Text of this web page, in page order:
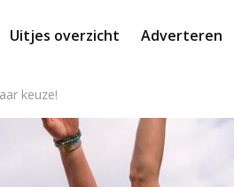
Uitjes overzicht Adverteren
keuze!